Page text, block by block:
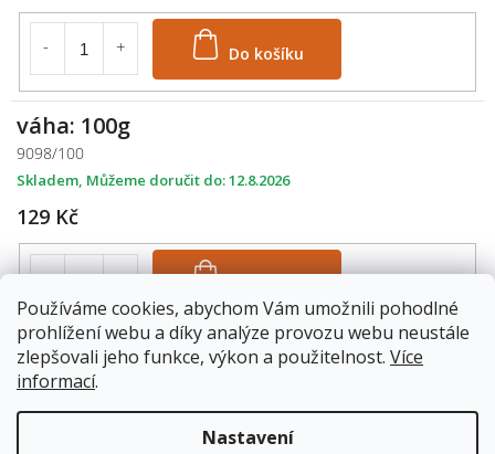
Používáme cookies, abychom Vám umožnili pohodlné
prohlížení webu a díky analýze provozu webu neustále
zlepšovali jeho funkce, výkon a použitelnost. Více
informací.
Nastavení
Do košíku
váha: 100g
9098/100
129 Kč
Do košíku
Skladem 12.8.2026
váha: 250g
9098/250
Skladem 12.8.2026